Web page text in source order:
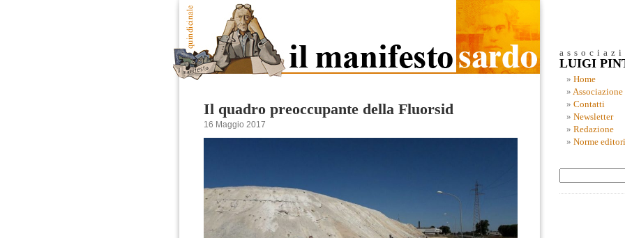
Il quadro preoccupante della Fluorsid
16 Maggio 2017
LUIGI
Home
Associazione
Contatti
Newsletter
Redazione
Norme